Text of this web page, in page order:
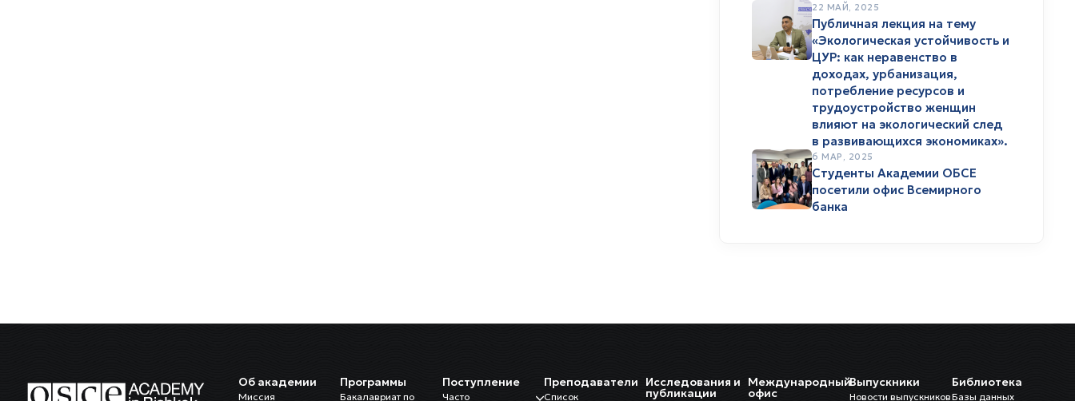
22 МАЙ, 2025
Публичная лекция на тему
«Экологическая устойчивость и
ЦУР: как неравенство в
доходах, урбанизация,
потребление ресурсов и
трудоустройство женщин
влияют на экологический след
в развивающихся экономиках».
6 МАР, 2025
Студенты Академии ОБСЕ
посетили офис Всемирного
банка
Об академии
Миссия
Программы
Бакалавриат по
Поступление
Часто
Преподаватели
Список
Исследования и
публикации
Международный
офис
Выпускники
Новости выпускников
Библиотека
Базы данных